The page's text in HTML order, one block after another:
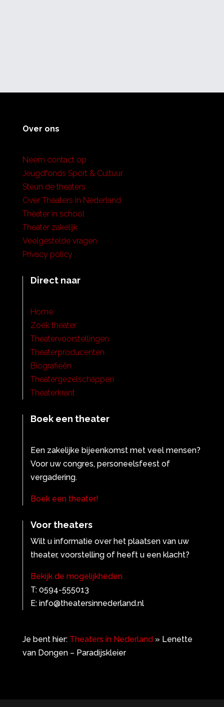
Over ons
Neem contact op
Jeugdfonds Sport & Cultuur
Steun de theaters
Over Theaters in Nederland
Theater in school
Theater zakelijk
Veelgestelde vragen
Privacy policy
Direct naar
Home
Zoek theater
Theatervoorstellingen
Theaterproducenten
Biografieën
Theatergezelschappen
Theaterkrant
Boek een theater
Een zakelijke bijeenkomst met veel mensen?
Voor uw congres, personeelsfeest of
vergadering.
Boek een theater!
Voor theaters
Wilt u informatie over het plaatsen van uw
theater, voorstelling of heeft u een klacht?
Bekijk de mogelijkheden
T: 0594-555013
E: info@theatersinnederland.nl
Je bent hier: Theaters in Nederland» Lenette
van Dongen – Paradijskleier